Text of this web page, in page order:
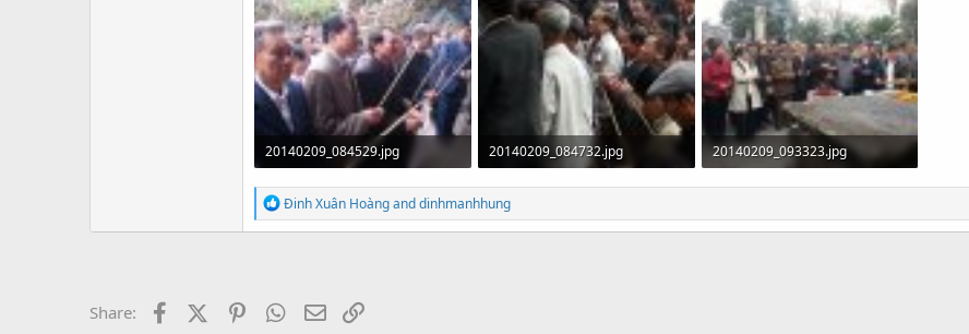
20140209_084529.jpg
2.4 MB · Xem: 792
20140209_084732.jpg
1.3 MB · Xem: 836
20140209_093323.jpg
2.9 MB · Xem: 835
R
e
a
o
n
Đinh Xuân Hoànganddinhmanhhung
Share: FacebookX (Twitter)PinterestWhatsApp
Email